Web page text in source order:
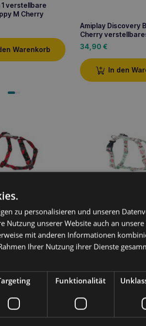
1 verstellbare
M Cherry
Warenkorb
Amiplay Discovery
Cherry
34,90 €
In den
verstellbares
L Cherry
Gurt BeHappy M
20,70€
In den
zu personalisieren und unseren
unserer Website auch an unsere
mit anderen Informationen
Ihrer Nutzung ihrer Dienste
Funktionalität